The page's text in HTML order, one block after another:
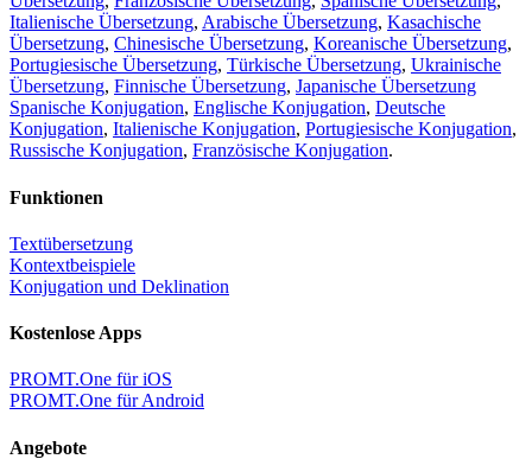
Italienische Übersetzung, Arabische Übersetzung, Kasachische
Übersetzung, Chinesische Übersetzung, Koreanische Übersetzung,
Portugiesische Übersetzung, Türkische Übersetzung, Ukrainische
Übersetzung, Finnische Übersetzung, Japanische Übersetzung
Spanische Konjugation, Englische Konjugation, Deutsche
Konjugation, Italienische Konjugation, Portugiesische Konjugation,
Russische Konjugation, Französische Konjugation.
Funktionen
Textübersetzung
Kontextbeispiele
Konjugation und Deklination
Kostenlose Apps
PROMT.One für iOS
PROMT.One für Android
Angebote